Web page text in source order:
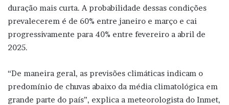
duração mais curta. A probabilidade dessas condições
prevalecerem é de 60% entre janeiro e março e cai
progressivamente para 40% entre fevereiro a abril de
2025.
“De maneira geral, as previsões climáticas indicam o
predomínio de chuvas abaixo da média climatológica em
grande parte do país”, explica a meteorologista do Inmet,